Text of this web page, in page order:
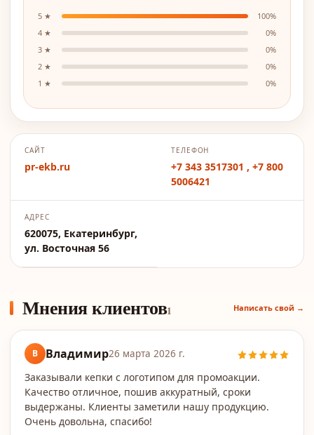
5 ★ 100%
4 ★ 0%
3 ★ 0%
2 ★ 0%
1 ★ 0%
САЙТ
pr-ekb.ru
ТЕЛЕФОН
+7 343 3517301 , +7 800
5006421
АДРЕС
620075, Екатеринбург,
ул. Восточная 56
Мнения клиентов1 Написать свой →
В Владимир26 марта 2026 г.
Заказывали кепки с логотипом для промоакции.
Качество отличное, пошив аккуратный, сроки
выдержаны. Клиенты заметили нашу продукцию.
Очень довольна, спасибо!